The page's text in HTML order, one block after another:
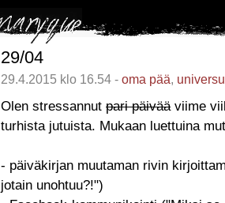
29/04
29.4.2015 klo 16.54 - oma pää,
Olen stressannut pari päivääviime
turhista jutuista. Mukaan luettuina
- päiväkirjan muutaman rivin
jotain unohtuu?!")